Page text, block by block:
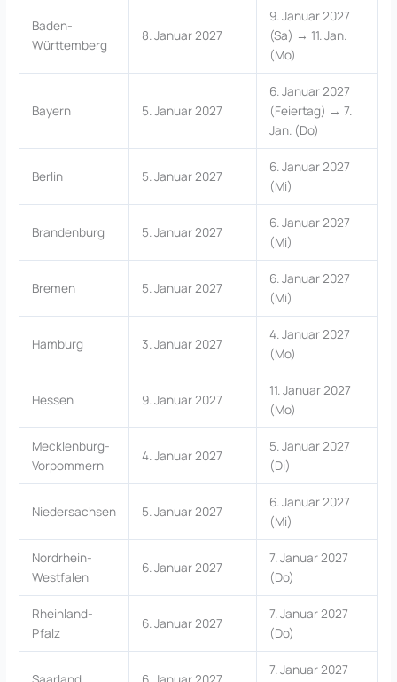
Baden-
Württemberg
8. Januar 2027
9. Januar 2027
(Sa) → 11. Jan.
(Mo)
Bayern 5. Januar 2027
6. Januar 2027
(Feiertag) → 7.
Jan. (Do)
Berlin 5. Januar 2027
6. Januar 2027
(Mi)
Brandenburg 5. Januar 2027
6. Januar 2027
(Mi)
Bremen 5. Januar 2027
6. Januar 2027
(Mi)
Hamburg 3. Januar 2027
4. Januar 2027
(Mo)
Hessen 9. Januar 2027
11. Januar 2027
(Mo)
Mecklenburg-
Vorpommern
4. Januar 2027
5. Januar 2027
(Di)
Niedersachsen 5. Januar 2027
6. Januar 2027
(Mi)
Nordrhein-
Westfalen
6. Januar 2027
7. Januar 2027
(Do)
Rheinland-
Pfalz
6. Januar 2027
7. Januar 2027
(Do)
Saarland 6. Januar 2027
7. Januar 2027